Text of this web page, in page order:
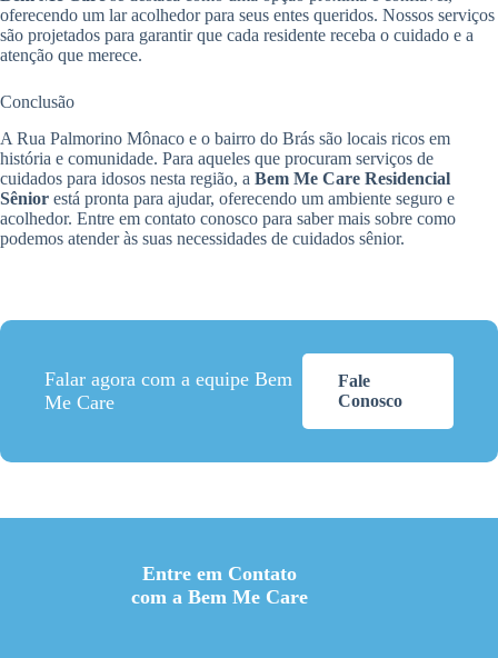
oferecendo um lar acolhedor para seus entes queridos. Nossos serviços
são projetados para garantir que cada residente receba o cuidado e a
atenção que merece.
Conclusão
A Rua Palmorino Mônaco e o bairro do Brás são locais ricos em
história e comunidade. Para aqueles que procuram serviços de
cuidados para idosos nesta região, a Bem Me Care Residencial
Sênior está pronta para ajudar, oferecendo um ambiente seguro e
acolhedor. Entre em contato conosco para saber mais sobre como
podemos atender às suas necessidades de cuidados sênior.
Falar agora com a equipe Bem
Me Care
Fale
Conosco
Entre em Contato
com a Bem Me Care